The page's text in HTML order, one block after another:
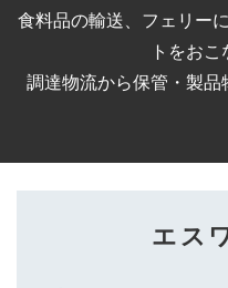
食料品の輸送、 フェリー
トをおこ
調達物流から保管・製
エス